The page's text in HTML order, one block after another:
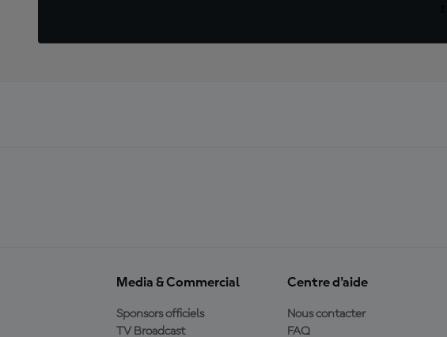
Media & Commercial
Sponsors officiels
TV Broadcast
Centre d'aide
Nous contacter
FAQ